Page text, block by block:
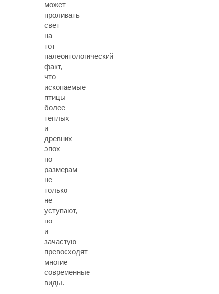
может
проливать
свет
на
тот
палеонтологический
факт,
что
ископаемые
птицы
более
теплых
и
древних
эпох
по
размерам
не
только
не
уступают,
но
и
зачастую
превосходят
многие
современные
виды.